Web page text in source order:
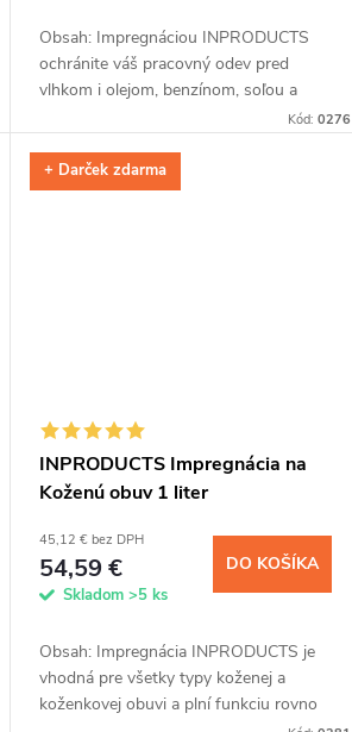
Obsah: Impregnáciou INPRODUCTS
ochránite váš pracovný odev pred
vlhkom i olejom, benzínom, soľou a
ďalšími chemickými látkami až na tri
sprejom,...
Kód: 0276
+ Darček zdarma
INPRODUCTS Impregnácia na
Koženú obuv 1 liter
45,12 € bez DPH
54,59 €
Skladom>5 ks
DO KOŠÍKA
Obsah: Impregnácia INPRODUCTS je
vhodná pre všetky typy koženej a
koženkovej obuvi a plní funkciu rovno